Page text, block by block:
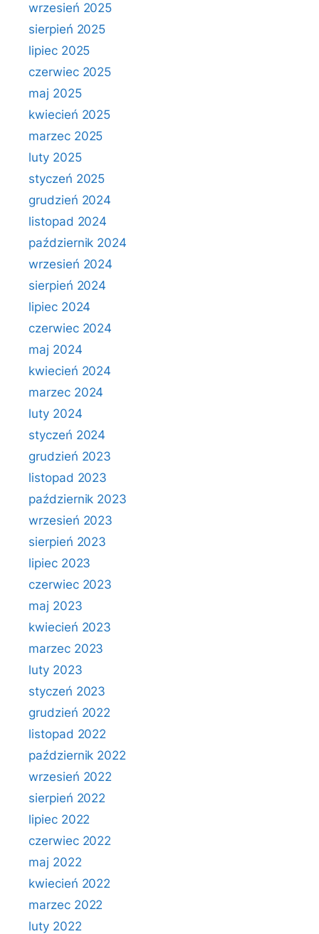
wrzesień 2025
sierpień 2025
lipiec 2025
czerwiec 2025
maj 2025
kwiecień 2025
marzec 2025
luty 2025
styczeń 2025
grudzień 2024
listopad 2024
październik 2024
wrzesień 2024
sierpień 2024
lipiec 2024
czerwiec 2024
maj 2024
kwiecień 2024
marzec 2024
luty 2024
styczeń 2024
grudzień 2023
listopad 2023
październik 2023
wrzesień 2023
sierpień 2023
lipiec 2023
czerwiec 2023
maj 2023
kwiecień 2023
marzec 2023
luty 2023
styczeń 2023
grudzień 2022
listopad 2022
październik 2022
wrzesień 2022
sierpień 2022
lipiec 2022
czerwiec 2022
maj 2022
kwiecień 2022
marzec 2022
luty 2022